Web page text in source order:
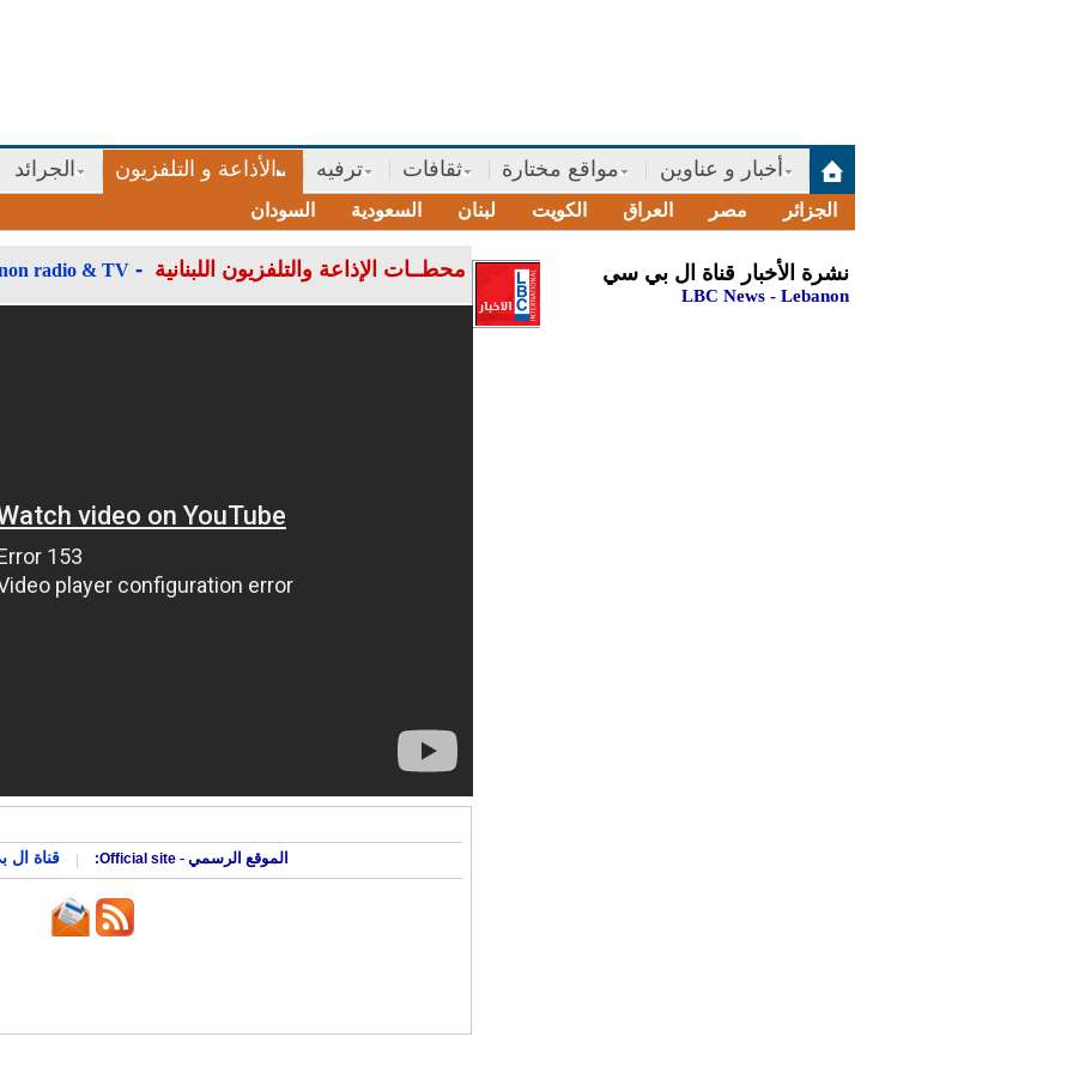
أخبار و عناوين مواقع مختارة ثقافات ترفيه الأذاعة و التلفزيون الجرائد
الجزائر مصر العراق الكويت لبنان السعودية السودان
radio & TV - نشرة الأخبار قناة ال بي سي
LBC News - Lebanon
الموقع الرسمي -Official site:
| قناة